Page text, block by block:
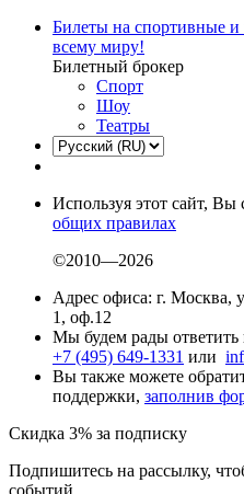
Билеты на спортивные и
всему миру!
Билетный брокер
Спорт
Шоу
Театры
Используя этот сайт, Вы
общих правилах
©2010—2026
Адрес офиса: г. Москва,
1, оф.12
Мы будем рады
+7 (495) 649-1331 или
Вы также можете
поддержки, заполнив
Скидка 3% за подписку
Подпишитесь на рассылку,
событий